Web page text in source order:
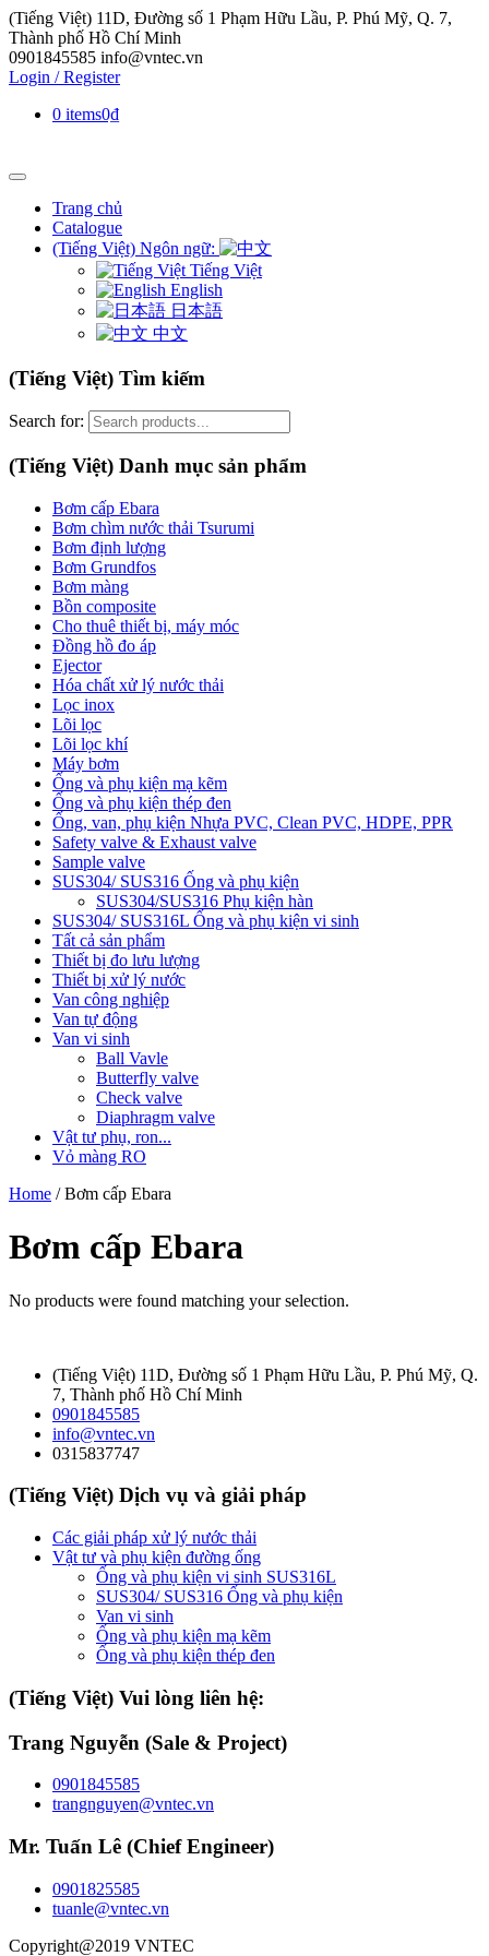
(Tiếng Việt) 11D, Đường số 1 Phạm Hữu Lầu, P. Phú Mỹ, Q. 7,
Thành phố Hồ Chí Minh
0901845585 info@vntec.vn
Login / Register
0 items0₫
Trang chủ
Catalogue
(Tiếng Việt) Ngôn ngữ:
Tiếng Việt
English
日本語
中文
(Tiếng Việt) Tìm kiếm
Search for:
(Tiếng Việt) Danh mục sản phẩm
Bơm cấp Ebara
Bơm chìm nước thải Tsurumi
Bơm định lượng
Bơm Grundfos
Bơm màng
Bồn composite
Cho thuê thiết bị, máy móc
Đồng hồ đo áp
Ejector
Hóa chất xử lý nước thải
Lọc inox
Lõi lọc
Lõi lọc khí
Máy bơm
Ống và phụ kiện mạ kẽm
Ống và phụ kiện thép đen
Ống, van, phụ kiện Nhựa PVC, Clean PVC, HDPE, PPR
Safety valve & Exhaust valve
Sample valve
SUS304/ SUS316 Ống và phụ kiện
SUS304/SUS316 Phụ kiện hàn
SUS304/ SUS316L Ống và phụ kiện vi sinh
Tất cả sản phẩm
Thiết bị đo lưu lượng
Thiết bị xử lý nước
Van công nghiệp
Van tự động
Van vi sinh
Ball Vavle
Butterfly valve
Check valve
Diaphragm valve
Vật tư phụ, ron...
Vỏ màng RO
Home / Bơm cấp Ebara
Bơm cấp Ebara
No products were found matching your selection.
(Tiếng Việt) 11D, Đường số 1 Phạm Hữu Lầu, P. Phú Mỹ, Q.
7, Thành phố Hồ Chí Minh
0901845585
info@vntec.vn
0315837747
(Tiếng Việt) Dịch vụ và giải pháp
Các giải pháp xử lý nước thải
Vật tư và phụ kiện đường ống
Ống và phụ kiện vi sinh SUS316L
SUS304/ SUS316 Ống và phụ kiện
Van vi sinh
Ống và phụ kiện mạ kẽm
Ống và phụ kiện thép đen
(Tiếng Việt) Vui lòng liên hệ:
Trang Nguyễn (Sale & Project)
0901845585
trangnguyen@vntec.vn
Mr. Tuấn Lê (Chief Engineer)
0901825585
tuanle@vntec.vn
Copyright@2019 VNTEC